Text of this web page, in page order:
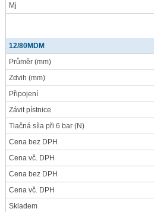
Mj
12/80MDM
Průměr (mm)
Zdvih (mm)
Připojení
Závit pístnice
Tlačná síla při 6 bar (N)
Cena bez DPH
Cena vč. DPH
Cena bez DPH
Cena vč. DPH
Skladem